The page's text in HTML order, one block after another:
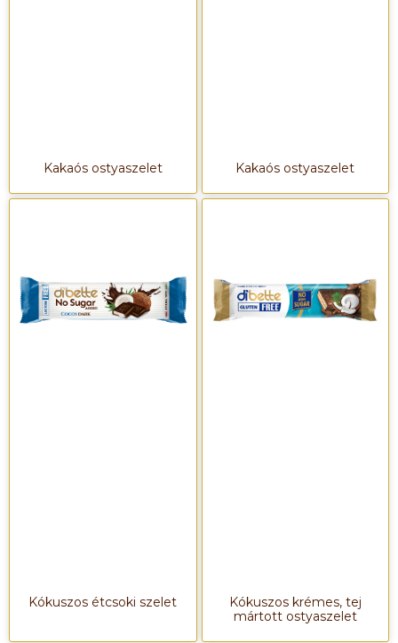
Kakaós ostyaszelet Kakaós ostyaszelet
Kókuszos étcsoki szelet
Kókuszos krémes, tej
mártott ostyaszelet